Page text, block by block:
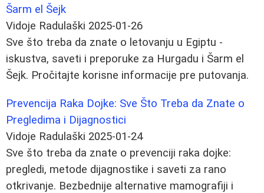
Šarm el Šejk
Vidoje Radulaški 2025-01-26
Sve što treba da znate o letovanju u Egiptu -
iskustva, saveti i preporuke za Hurgadu i Šarm el
Šejk. Pročitajte korisne informacije pre putovanja.
Prevencija Raka Dojke: Sve Što Treba da Znate o
Pregledima i Dijagnostici
Vidoje Radulaški 2025-01-24
Sve što treba da znate o prevenciji raka dojke:
pregledi, metode dijagnostike i saveti za rano
otkrivanje. Bezbednije alternative mamografiji i